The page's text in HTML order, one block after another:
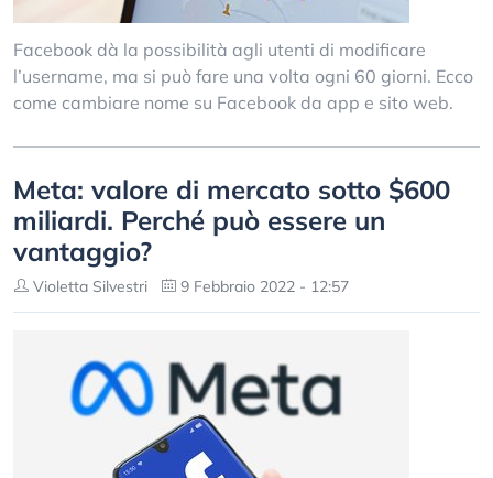
Facebook dà la possibilità agli utenti di modificare
l’username, ma si può fare una volta ogni 60 giorni. Ecco
come cambiare nome su Facebook da app e sito web.
Meta: valore di mercato sotto $600
miliardi. Perché può essere un
vantaggio?
Violetta Silvestri 9 Febbraio 2022 - 12:57